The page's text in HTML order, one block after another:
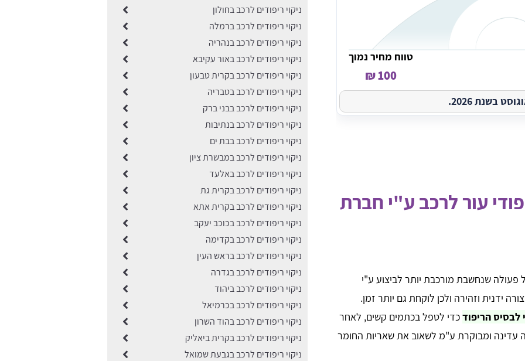
טווח מחיר נמוך
100 ₪
בשנת 2026.
עור לרכב ע"י חברת
פעולה שנחשבת מורכבת יותר לביצוע ע"י
ידנית וזהירה ולכן לוקחת גם יותר זמן.
לבסיס הריפודכדי לטפל בכתמים קשים, לאחר
עדינה ומבוקרת ע"מ לשאוב את שאריות החומר
ניקוי ריפודים לרכב בחולון
ניקוי ריפודים לרכב ברמלה
ניקוי ריפודים לרכב בנהריה
ניקוי ריפודים לרכב באור עקיבא
ניקוי ריפודים לרכב בקרית טבעון
ניקוי ריפודים לרכב בטבריה
ניקוי ריפודים לרכב בבני ברק
ניקוי ריפודים לרכב בנתיבות
ניקוי ריפודים לרכב בבת ים
ניקוי ריפודים לרכב במבשרת ציון
ניקוי ריפודים לרכב באלעד
ניקוי ריפודים לרכב בקרית גת
ניקוי ריפודים לרכב בקרית אתא
ניקוי ריפודים לרכב בכוכב יעקב
ניקוי ריפודים לרכב בקדימה
ניקוי ריפודים לרכב בראש העין
ניקוי ריפודים לרכב בגדרה
ניקוי ריפודים לרכב ביהוד
ניקוי ריפודים לרכב בכרמיאל
ניקוי ריפודים לרכב בהוד השרון
ניקוי ריפודים לרכב בקרית ביאליק
ניקוי ריפודים לרכב בגבעת שמואל